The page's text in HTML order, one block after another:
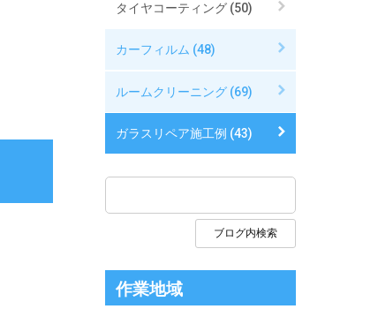
タイヤコーティング (50)
カーフィルム (48)
ルームクリーニング (69)
ガラスリペア施工例 (43)
作業地域